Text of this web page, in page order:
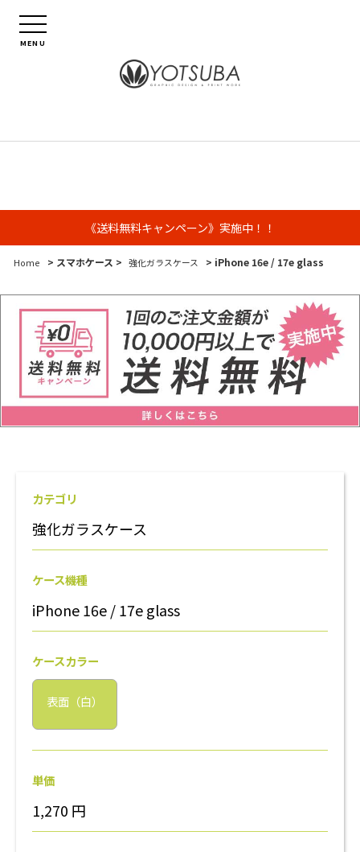
MENU
《送料無料キャンペーン》実施中！！
Home > スマホケース > 強化ガラスケース > iPhone 16e / 17e glass
カテゴリ
強化ガラスケース
ケース機種
iPhone 16e / 17e glass
ケースカラー
表面（白）
単価
1,270 円